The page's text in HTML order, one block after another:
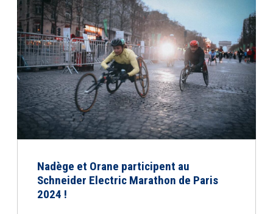
Nadège et Orane participent au
Schneider Electric Marathon de Paris
2024 !